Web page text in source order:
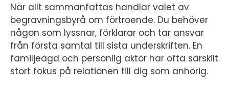
När allt sammanfattas handlar valet av
begravningsbyrå om förtroende. Du behöver
någon som lyssnar, förklarar och tar ansvar
från första samtal till sista underskriften. En
familjeägd och personlig aktör har ofta särskilt
stort fokus på relationen till dig som anhörig.